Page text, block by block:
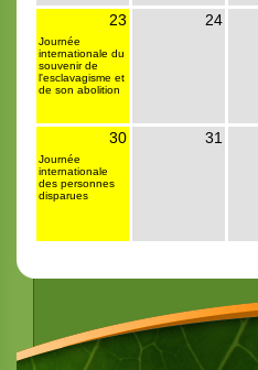
23
Journée
internationale du
souvenir de
l'esclavagisme et
de son abolition
24
30
Journée
internationale
des personnes
disparues
31